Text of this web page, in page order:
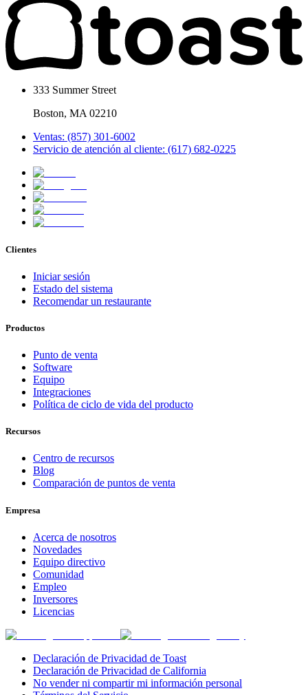
333 Summer Street
Boston, MA 02210
Ventas: (857) 301-6002
Servicio de atención al cliente: (617) 682-0225
Clientes
Iniciar sesión
Estado del sistema
Recomendar un restaurante
Productos
Punto de venta
Software
Equipo
Integraciones
Política de ciclo de vida del producto
Recursos
Centro de recursos
Blog
Comparación de puntos de venta
Empresa
Acerca de nosotros
Novedades
Equipo directivo
Comunidad
Empleo
Inversores
Licencias
Declaración de Privacidad de Toast
Declaración de Privacidad de California
No vender ni compartir mi información personal